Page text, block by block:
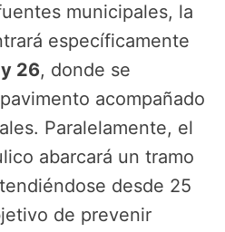
municipales, la
específicamente
26, donde se
acompañado
Paralelamente, el
abarcará un tramo
desde 25
de prevenir